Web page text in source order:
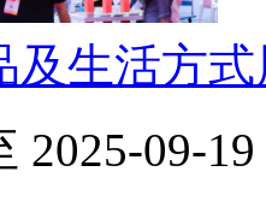
及生活方
2025-09-19